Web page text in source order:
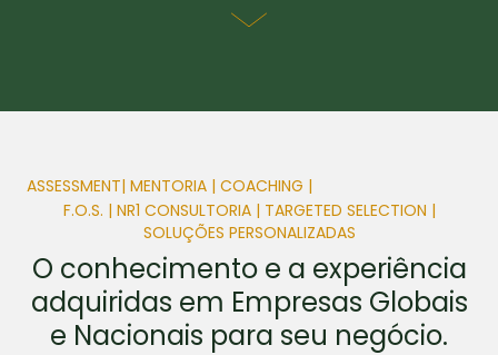
ASSESSMENT| MENTORIA | COACHING |
F.O.S. | NR1 CONSULTORIA | TARGETED SELECTION |
SOLUÇÕES PERSONALIZADAS
O conhecimento e a experiência
adquiridas em Empresas Globais
e Nacionais para seu negócio.